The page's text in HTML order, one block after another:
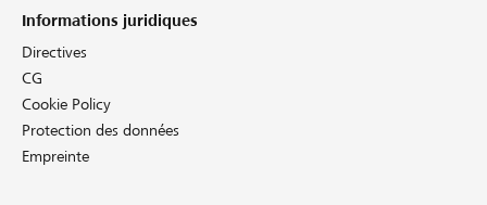
Informations juridiques
Directives
CG
Cookie Policy
Protection des données
Empreinte